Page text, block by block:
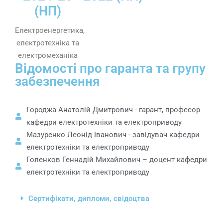
(НП)
Електроенергетика,
електротехніка та
електромеханіка
Відомості про гаранта та групу
забезпечення
Городжа Анатолій Дмитрович - гарант, професор
кафедри електротехніки та електроприводу
Мазуренко Леонід Іванович - завідувач кафедри
електротехніки та електроприводу
Голенков Геннадій Михайлович – доцент кафедри
електротехніки та електроприводу
Сертифікати, дипломи, свідоцтва